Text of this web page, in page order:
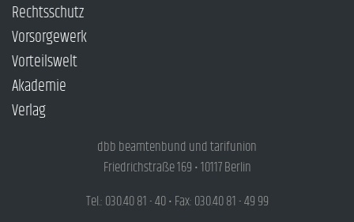
Rechtsschutz
Vorsorgewerk
Vorteilswelt
Akademie
Verlag
dbb beamtenbund und tarifunion
Friedrichstraße 169 • 10117 Berlin
Tel.: 030.40 81 - 40 • Fax: 030.40 81 - 49 99